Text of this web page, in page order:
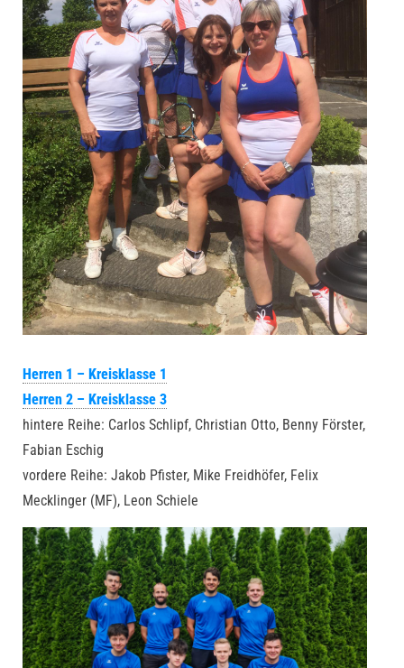
Herren 1 – Kreisklasse 1
Herren 2 – Kreisklasse 3
hintere Reihe: Carlos Schlipf, Christian Otto, Benny Förster,
Fabian Eschig
vordere Reihe: Jakob Pfister, Mike Freidhöfer, Felix
Mecklinger (MF), Leon Schiele